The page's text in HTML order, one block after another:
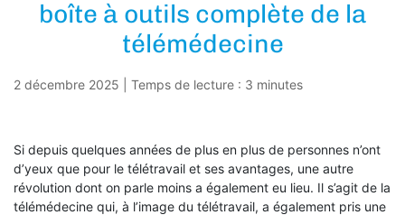
boîte à outils complète de la
télémédecine
2 décembre 2025 Temps de lecture : 3 minutes
Si depuis quelques années de plus en plus de personnes n’ont
d’yeux que pour le télétravail et ses avantages, une autre
révolution dont on parle moins a également eu lieu. Il s’agit de la
télémédecine qui, à l’image du télétravail, a également pris une